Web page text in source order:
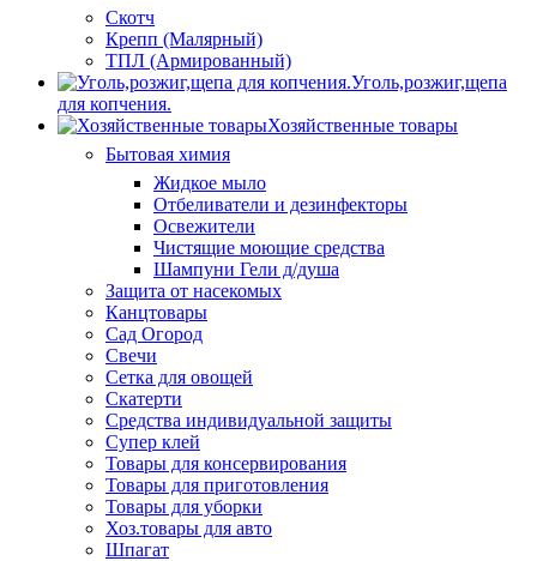
Скотч
Крепп (Малярный)
ТПЛ (Армированный)
Уголь,розжиг,щепа
для копчения.
Хозяйственные товары
Бытовая химия
Жидкое мыло
Отбеливатели и дезинфекторы
Освежители
Чистящие моющие средства
Шампуни Гели д/душа
Защита от насекомых
Канцтовары
Сад Огород
Свечи
Сетка для овощей
Скатерти
Средства индивидуальной защиты
Супер клей
Товары для консервирования
Товары для приготовления
Товары для уборки
Хоз.товары для авто
Шпагат